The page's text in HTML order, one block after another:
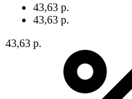
43,63 р.
43,63 р.
43,63 р.